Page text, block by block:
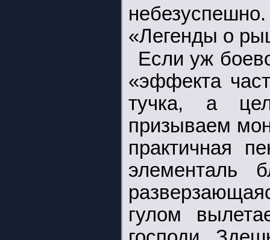
«Легенды о
Если уж
«эффекта
тучка, а
призываем
практичная
элементаль
гулом